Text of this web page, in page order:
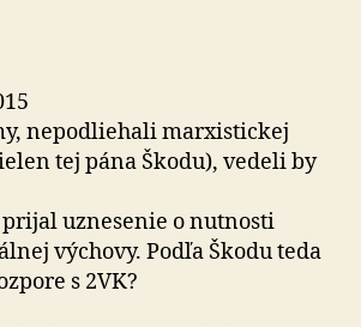
nepodliehali marxistickej
tej pána Škodu), vedeli by
uznesenie o nutnosti
výchovy. Podľa Škodu teda
s 2VK?